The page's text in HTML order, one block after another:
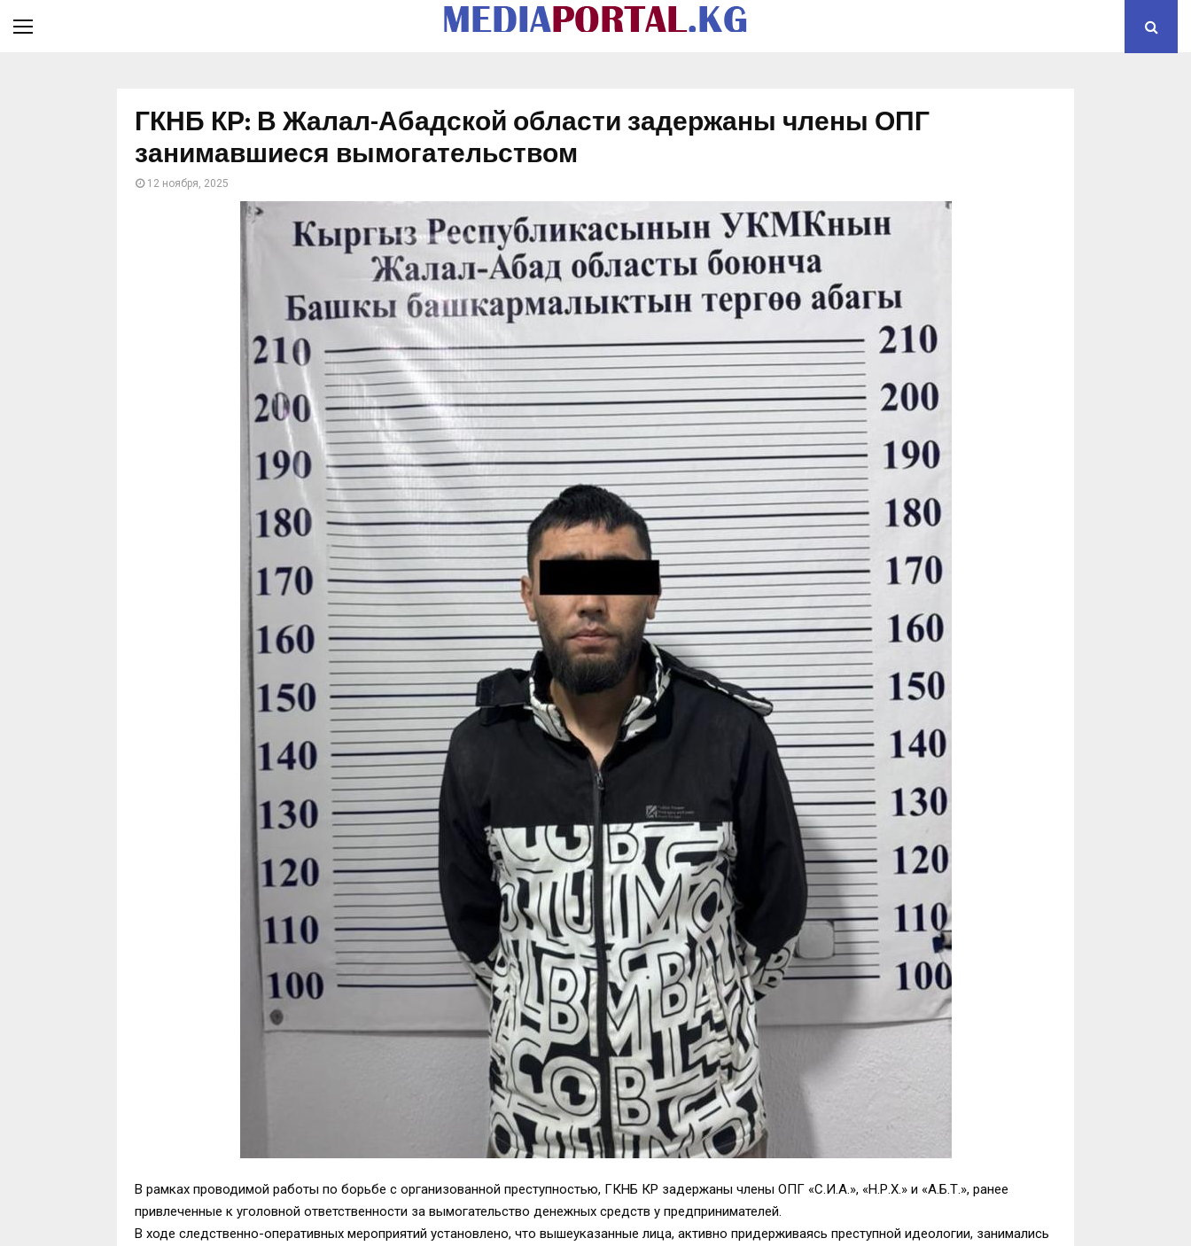
ГКНБ КР: В Жалал-Абадской области задержаны члены ОПГ
занимавшиеся вымогательством
12 ноября, 2025
В рамках проводимой работы по борьбе с организованной преступностью, ГКНБ КР задержаны члены ОПГ «С.И.А.», «Н.Р.Х.» и «А.Б.Т.», ранее
привлеченные к уголовной ответственности за вымогательство денежных средств у предпринимателей.
В ходе следственно-оперативных мероприятий установлено, что вышеуказанные лица, активно придерживаясь преступной идеологии, занимались